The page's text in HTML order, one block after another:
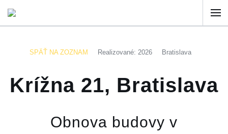
SPÄŤ NA ZOZNAM Realizované: 2026 Bratislava
Krížna 21, Bratislava
Obnova budovy v